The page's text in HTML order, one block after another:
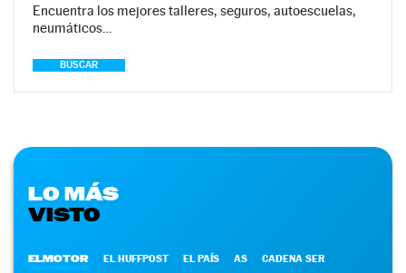
Encuentra los mejores talleres, seguros, autoescuelas,
neumáticos…
BUSCAR
LO MÁS
VISTO
ELMOTOR EL HUFFPOST EL PAÍS AS CADENA SER